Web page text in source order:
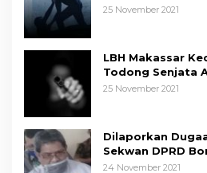
25 November 2021
LBH Makassar
Todong Senjata
Kapolda Sulsel
25 November 2021
Dilaporkan
Sekwan DPRD
24 November 2021